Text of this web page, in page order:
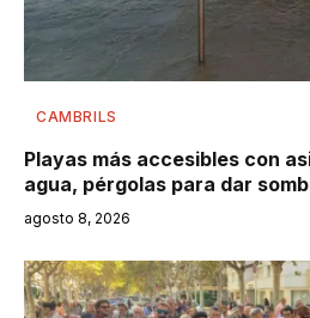
CAMBRILS
Playas más accesibles con
agua, pérgolas para dar
agosto 8, 2026